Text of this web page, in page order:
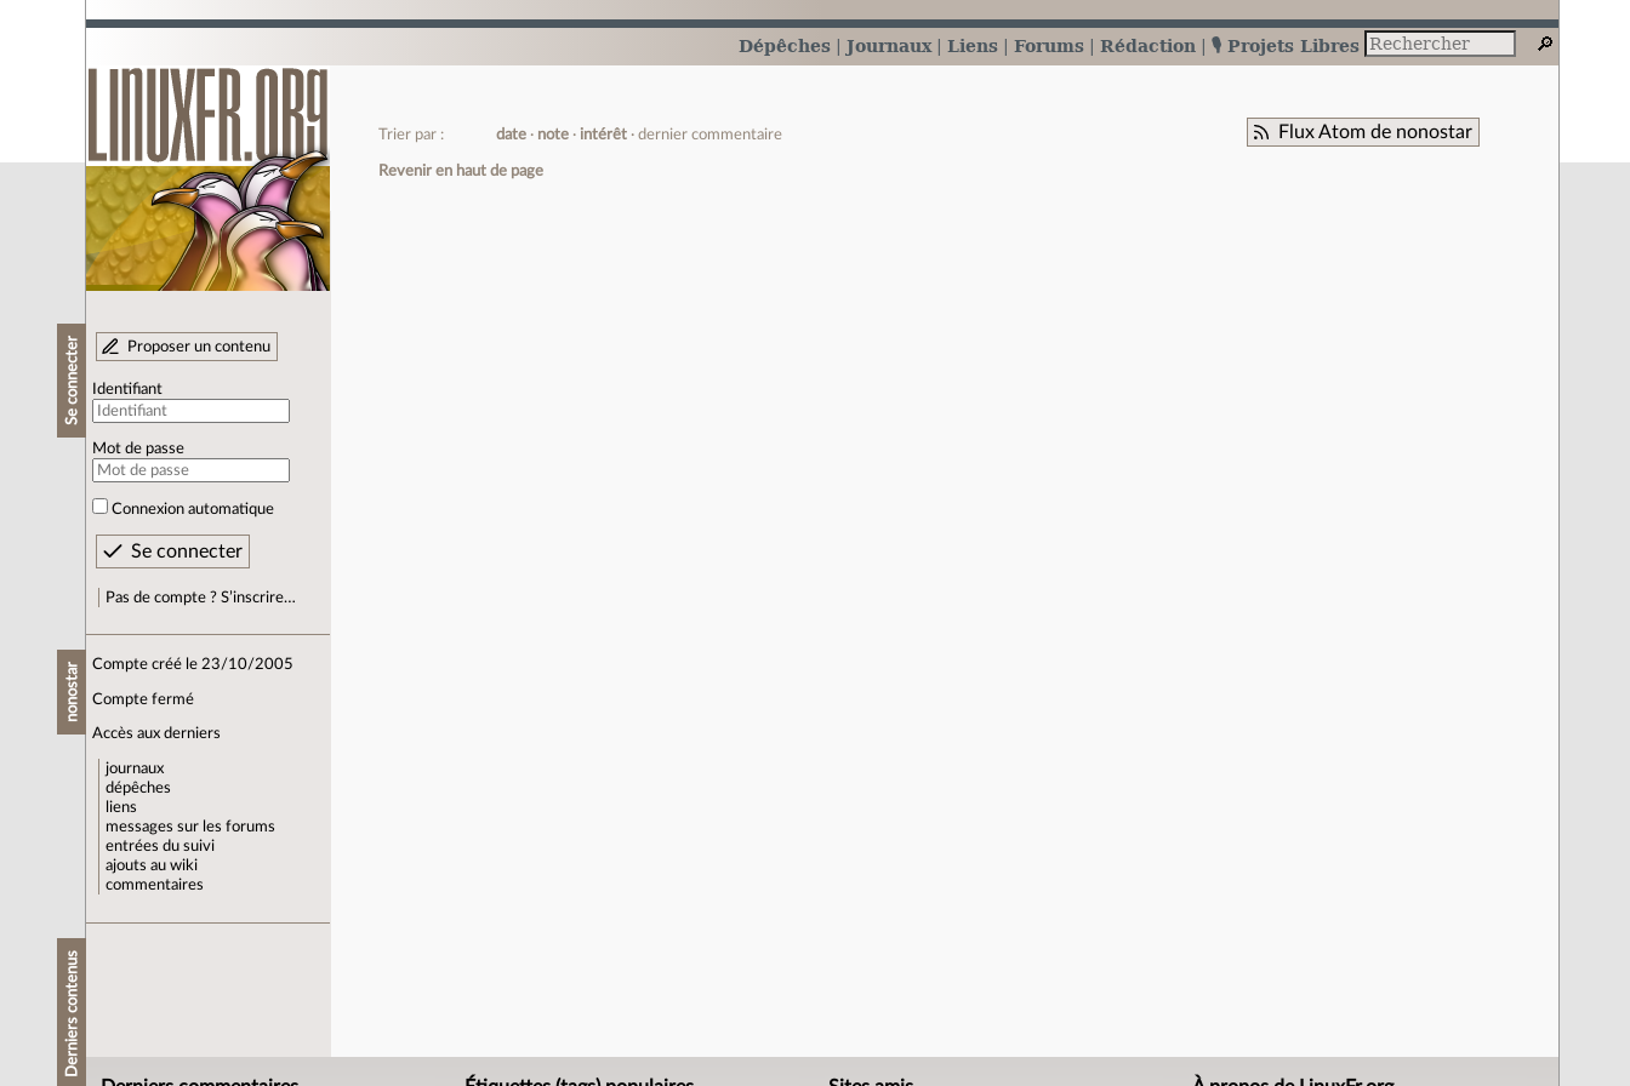
Dépêches Journaux Liens Forums Rédaction 🎙️ Projets Libres
Se connecter Proposer un contenu
Identifiant
Mot de passe
Connexion automatique
Pas de compte ? S’inscrire…
nonostar Compte créé le 23/10/2005
Compte fermé
Accès aux derniers
journaux
dépêches
liens
messages sur les forums
entrées du suivi
ajouts au wiki
commentaires
Derniers contenus
Flux Atom de nonostar
Trier par : date note intérêt dernier commentaire
Revenir en haut de page